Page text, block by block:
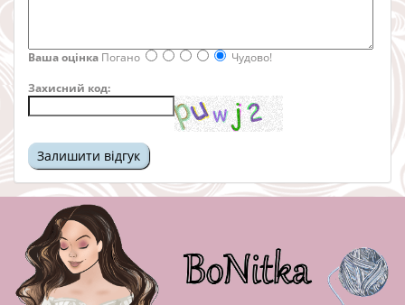
Ваша оцінка Погано
Чудово!
Захисний код: